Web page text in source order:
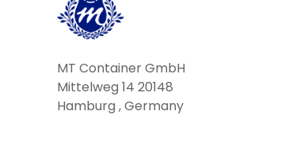
MT Container GmbH
Mittelweg 14 20148
Hamburg , Germany